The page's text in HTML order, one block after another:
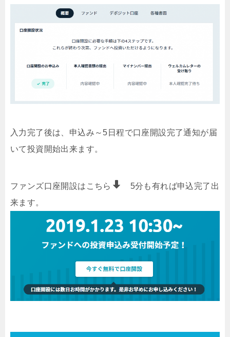
入力完了後は、申込み～5日程で口座開設完了通知が届
いて投資開始出来ます。
ファンズ口座開設はこちら
5分も有れば申込完了出
来ます。